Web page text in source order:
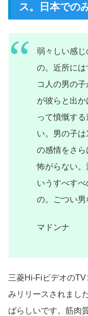
ス。日本での
弱々しい感
の。近所には
コ人の男の
が彼らと出か
って憤慨す
い。男の子
の感情をさ
怖がらない。
いうすべす
の。ごつい男
マドンナ
三菱Hi-Fiビデオの
みリリースされまし
ばらしいです。筋肉